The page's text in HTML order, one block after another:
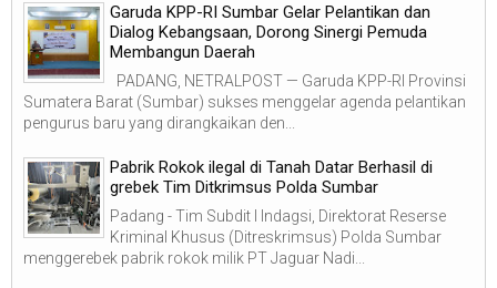
Garuda KPP-RI Sumbar Gelar Pelantikan dan
Dialog Kebangsaan, Dorong Sinergi Pemuda
Membangun Daerah
PADANG, NETRALPOST — Garuda KPP-RI Provinsi
Sumatera Barat (Sumbar) sukses menggelar agenda pelantikan
pengurus baru yang dirangkaikan den...
Pabrik Rokok ilegal di Tanah Datar Berhasil di
grebek Tim Ditkrimsus Polda Sumbar
Padang - Tim Subdit I Indagsi, Direktorat Reserse
Kriminal Khusus (Ditreskrimsus) Polda Sumbar
menggerebek pabrik rokok milik PT Jaguar Nadi...